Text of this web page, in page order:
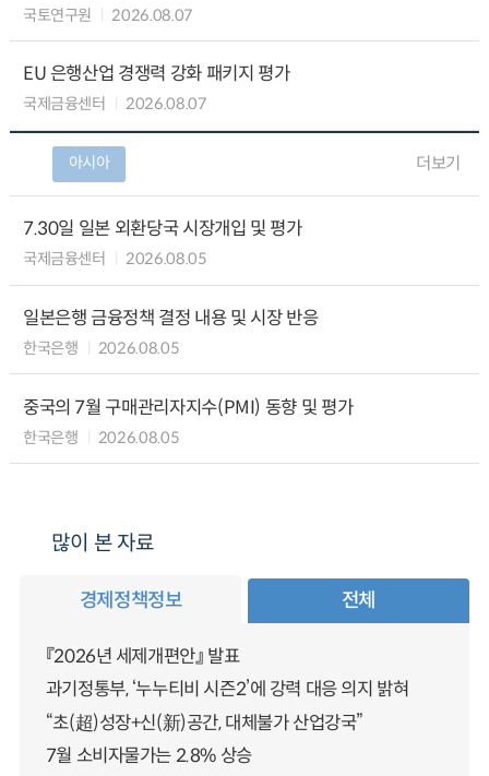
국토연구원 2026.08.07
EU 은행산업 경쟁력 강화 패키지 평가
국제금융센터 2026.08.07
아시아 더보기
7.30일 일본 외환당국 시장개입 및 평가
국제금융센터 2026.08.05
일본은행 금융정책 결정 내용 및 시장 반응
한국은행 2026.08.05
중국의 7월 구매관리자지수(PMI) 동향 및 평가
한국은행 2026.08.05
많이 본 자료
경제정책정보 전체
『2026년 세제개편안』 발표
과기정통부, ‘누누티비 시즌2’에 강력 대응 의지 밝혀
“초(超)성장+신(新)공간, 대체불가 산업강국”
7월 소비자물가는 2.8% 상승